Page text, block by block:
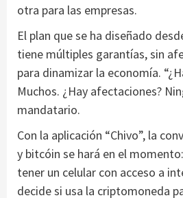
otra para las empresas.
El plan que se ha diseñado
tiene múltiples garantías, sin
para dinamizar la economía.
Muchos. ¿Hay afectaciones?
mandatario.
Con la aplicación “Chivo”, la
y bitcóin se hará en el
tener un celular con acceso a
decide si usa la criptomoneda